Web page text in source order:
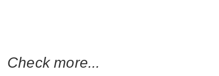
Check more...